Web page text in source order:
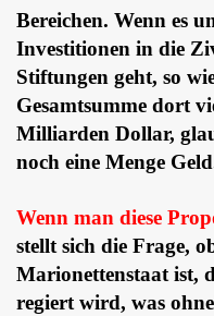
Bereichen. Wenn es
Investitionen in die
Stiftungen geht, so
Gesamtsumme dort
Milliarden Dollar,
noch eine Menge
Wenn man diese
stellt sich die Frage,
Marionettenstaat ist,
regiert wird, was